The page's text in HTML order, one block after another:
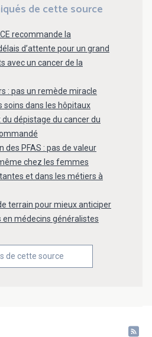
de cette source
recommande la
d’attente pour un grand
avec un cancer de la
: pas un remède miracle
soins dans les hôpitaux
dépistage du cancer du
des PFAS : pas de valeur
chez les femmes
et dans les métiers à
terrain pour mieux anticiper
en médecins généralistes
de cette source